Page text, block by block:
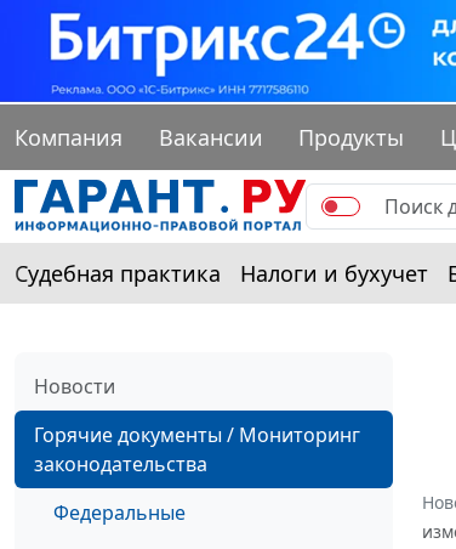
Компания Вакансии Продукты
Судебная практика Налоги и бухучет
Новости
Горячие документы / Мониторинг
законодательства
Федеральные